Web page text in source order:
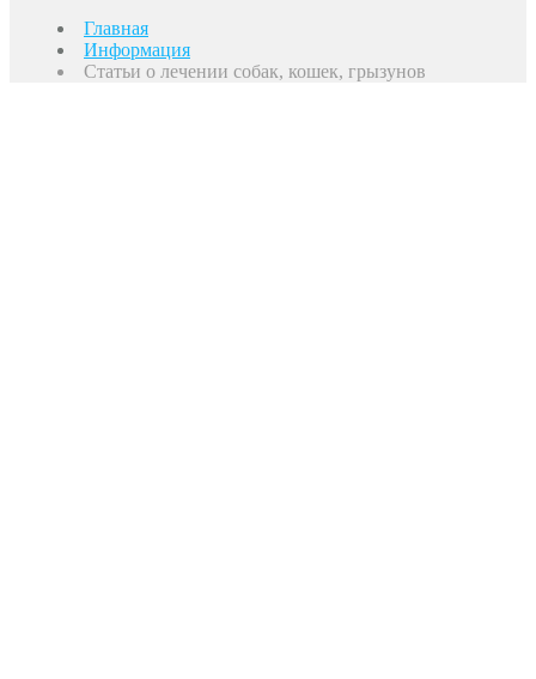
Главная
Информация
Статьи о лечении собак, кошек, грызунов